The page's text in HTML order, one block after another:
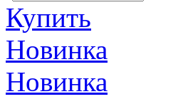
Купить
Новинка
Новинка